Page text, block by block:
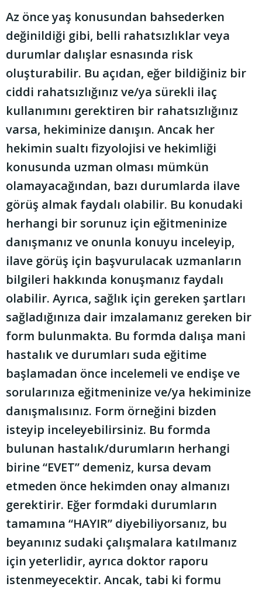
Az önce yaş konusundan bahsederken
değinildiği gibi, belli rahatsızlıklar veya
durumlar dalışlar esnasında risk
oluşturabilir. Bu açıdan, eğer bildiğiniz bir
ciddi rahatsızlığınız ve/ya sürekli ilaç
kullanımını gerektiren bir rahatsızlığınız
varsa, hekiminize danışın. Ancak her
hekimin sualtı fizyolojisi ve hekimliği
konusunda uzman olması mümkün
olamayacağından, bazı durumlarda ilave
görüş almak faydalı olabilir. Bu konudaki
herhangi bir sorunuz için eğitmeninize
danışmanız ve onunla konuyu inceleyip,
ilave görüş için başvurulacak uzmanların
bilgileri hakkında konuşmanız faydalı
olabilir. Ayrıca, sağlık için gereken şartları
sağladığınıza dair imzalamanız gereken bir
form bulunmakta. Bu formda dalışa mani
hastalık ve durumları suda eğitime
başlamadan önce incelemeli ve endişe ve
sorularınıza eğitmeninize ve/ya hekiminize
danışmalısınız. Form örneğini bizden
isteyip inceleyebilirsiniz. Bu formda
bulunan hastalık/durumların herhangi
birine “EVET” demeniz, kursa devam
etmeden önce hekimden onay almanızı
gerektirir. Eğer formdaki durumların
tamamına “HAYIR” diyebiliyorsanız, bu
beyanınız sudaki çalışmalara katılmanız
için yeterlidir, ayrıca doktor raporu
istenmeyecektir. Ancak, tabi ki formu